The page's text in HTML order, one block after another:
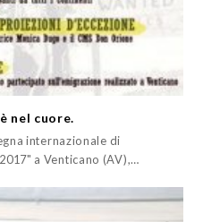
nel cuore.
internazionale di
a Venticano (AV),…